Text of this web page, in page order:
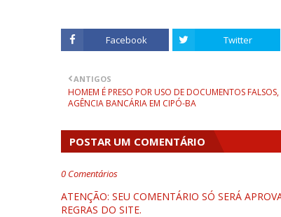
Facebook Twitter
ANTIGOS
HOMEM É PRESO POR USO DE DOCUMENTOS FALSOS,
AGÊNCIA BANCÁRIA EM CIPÓ-BA
POSTAR UM COMENTÁRIO
0 Comentários
ATENÇÃO: SEU COMENTÁRIO SÓ SERÁ
REGRAS DO SITE.